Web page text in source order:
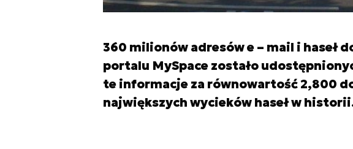
360 milionów adresów e – mail i haseł
portalu MySpace zostało
te informacje za równowartość 2,800
największych wycieków haseł w